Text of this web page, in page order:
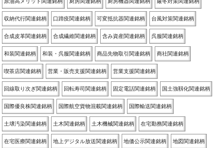
収納代行関連銘柄 口蹄疫関連銘柄 可変抵抗器関連銘柄 台風対策関連銘柄
合成皮革関連銘柄 合成繊維関連銘柄 含み資産関連銘柄 呉服関連銘柄
和装関連銘柄 和装・呉服関連銘柄 商品先物取引関連銘柄 商社関連銘柄
喫茶店関連銘柄 営業・販売支援関連銘柄 営業支援関連銘柄
回線取り次ぎ関連銘柄 回転寿司関連銘柄 固定電話関連銘柄 国土強靱化関連銘柄
国際優良株関連銘柄 国際航空貨物混載関連銘柄 国際輸送関連銘柄
土壌汚染関連銘柄 土木関連銘柄 土木機械関連銘柄 在宅勤務関連銘柄
在宅医療関連銘柄 地上デジタル放送関連銘柄 地価公示関連銘柄 地図関連銘柄